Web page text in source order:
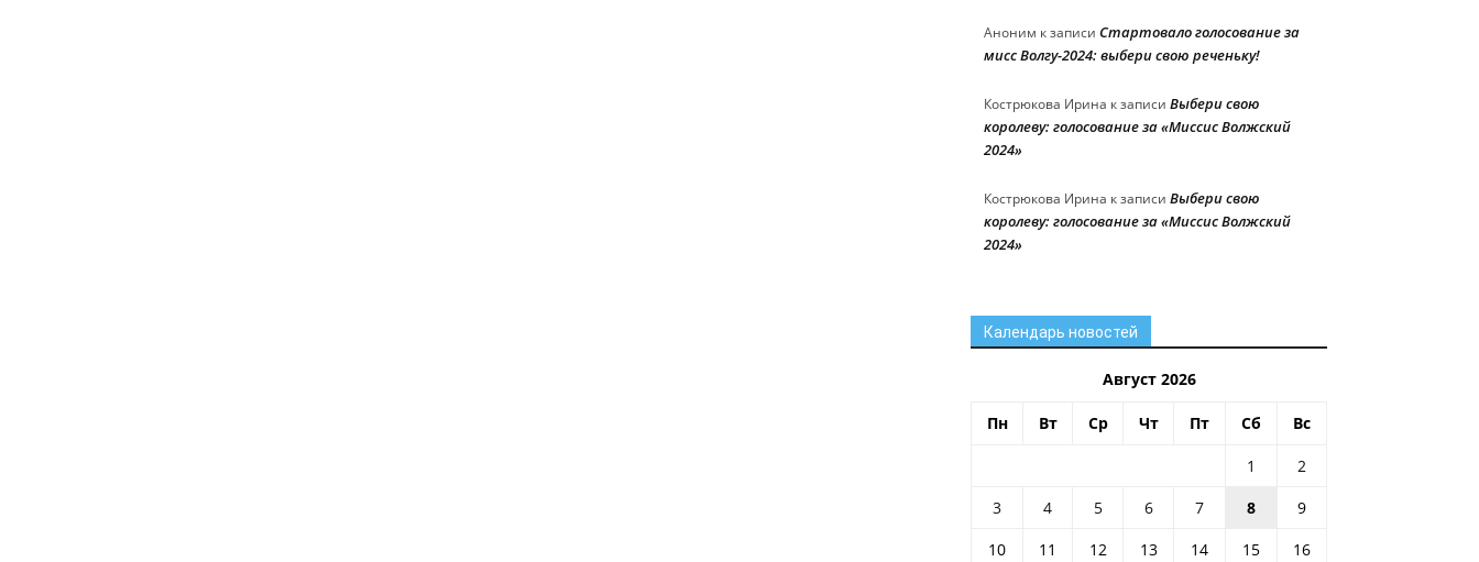
Аноним к записи Стартовало голосование за
мисс Волгу-2024: выбери свою реченьку!
Кострюкова Ирина к записи Выбери свою
королеву: голосование за «Миссис Волжский
2024»
Кострюкова Ирина к записи Выбери свою
королеву: голосование за «Миссис Волжский
2024»
Календарь новостей
Август 2026
Пн Вт Ср Чт Пт Сб Вс
1
2
3
4 5 6 7 8
9
10
11 12 13 14 15
16